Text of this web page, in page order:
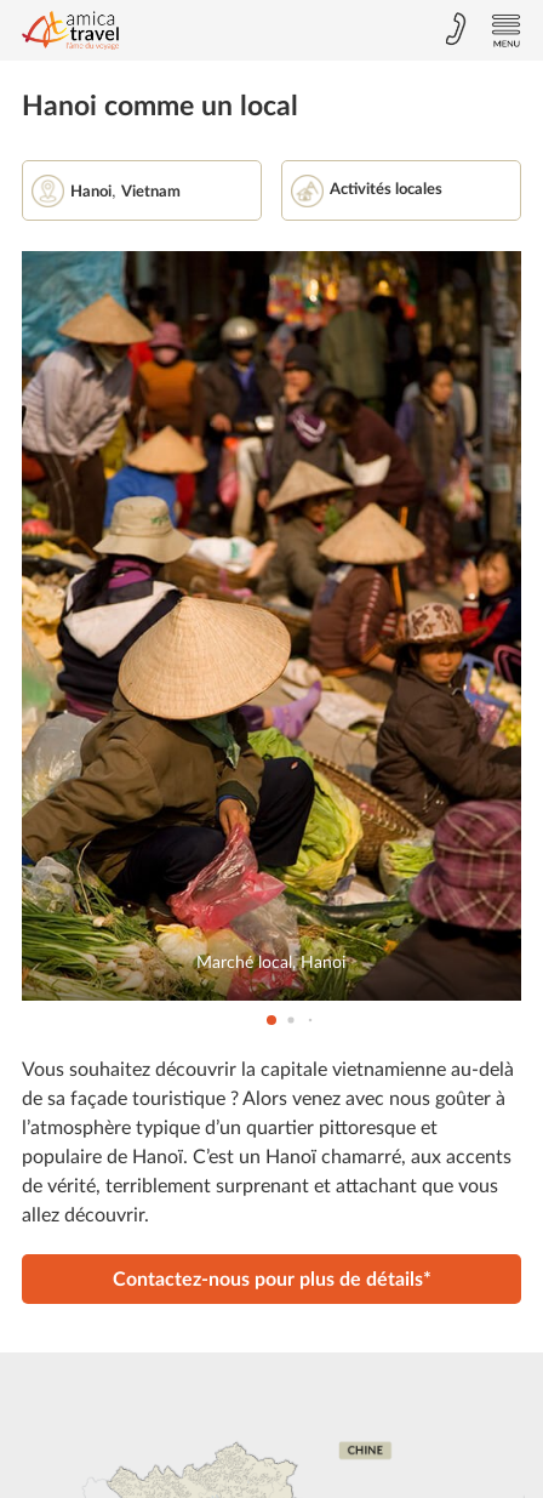
Hanoi comme un local
Hanoi, Vietnam Activités locales
Marché local, Hanoi
Vous souhaitez découvrir la capitale vietnamienne au-delà
de sa façade touristique ? Alors venez avec nous goûter à
l’atmosphère typique d’un quartier pittoresque et
populaire de Hanoï. C’est un Hanoï chamarré, aux accents
de vérité, terriblement surprenant et attachant que vous
allez découvrir.
Contactez-nous pour plus de détails*